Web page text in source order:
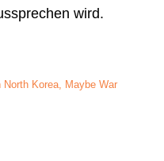
wird.
North Korea, Maybe War